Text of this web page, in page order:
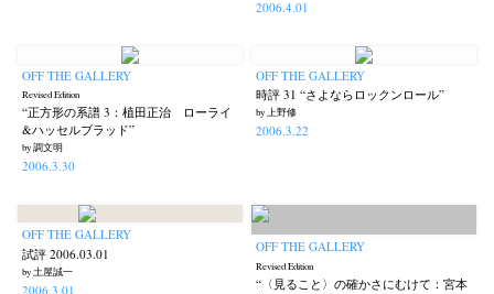
2006.4.01
OFF THE GALLERY
Revised Edition
“正方形の系譜 3：植田正治 ローライ
&ハッセルブラッド”
by 調文明
2006.3.30
OFF THE GALLERY
時評 31 “さよならロックンロール”
by 上野修
2006.3.22
OFF THE GALLERY
試評 2006.03.01
by 土屋誠一
2006.3.01
OFF THE GALLERY
Revised Edition
“〈見ること〉の確かさにむけて：宮本